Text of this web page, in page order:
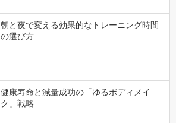
朝と夜で変える効果的なトレーニング時間
の選び方
健康寿命と減量成功の「ゆるボディメイ
ク」戦略